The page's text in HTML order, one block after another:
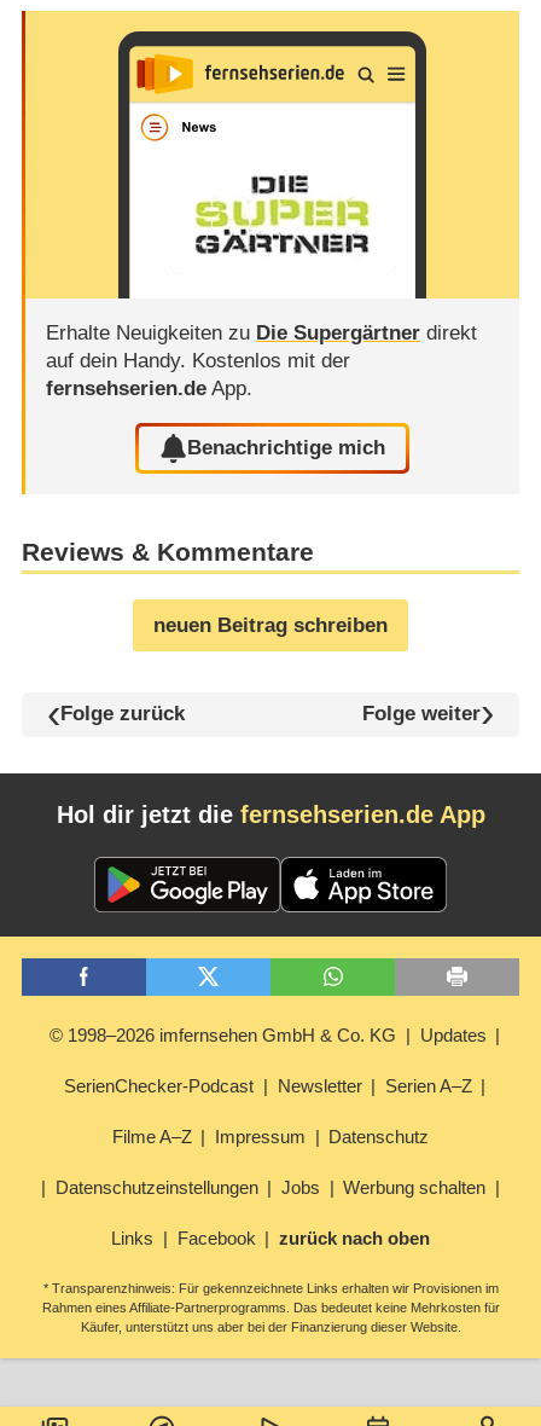
Erhalte Neuigkeiten zu Die Supergärtnerdirekt
auf dein Handy. Kostenlos mit der
fernsehserien.deApp.
Benachrichtige mich
Reviews & Kommentare
neuen Beitrag schreiben
Folge zurück Folge weiter
Hol dir jetzt die fernsehserien.de App
© 1998–2026 imfernsehen GmbH & Co. KG Updates
SerienChecker-Podcast Newsletter Serien A–Z
Filme A–Z Impressum Datenschutz
Datenschutzeinstellungen Jobs Werbung schalten
Links Facebook zurück nach oben
* Transparenzhinweis: Für gekennzeichnete Links erhalten wir Provisionen im
Rahmen eines Affiliate-Partnerprogramms. Das bedeutet keine Mehrkosten für
Käufer, unterstützt uns aber bei der Finanzierung dieser Website.